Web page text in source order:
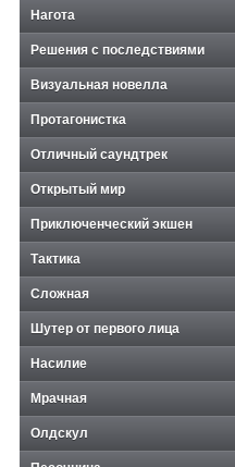
Нагота
Решения с последствиями
Визуальная новелла
Протагонистка
Отличный саундтрек
Открытый мир
Приключенческий экшен
Тактика
Сложная
Шутер от первого лица
Насилие
Мрачная
Олдскул